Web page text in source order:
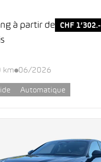
à partir de CHF 1’302.-
km 06/2026
Automatique